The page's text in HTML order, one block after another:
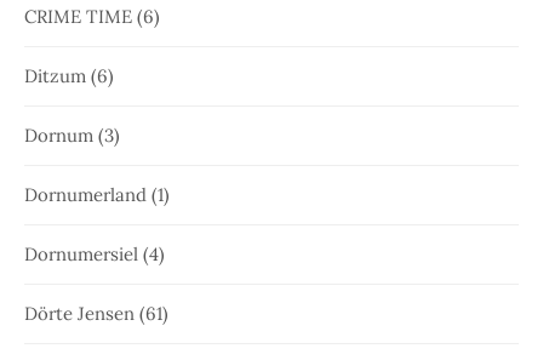
CRIME TIME (6)
Ditzum (6)
Dornum (3)
Dornumerland (1)
Dornumersiel (4)
Dörte Jensen (61)